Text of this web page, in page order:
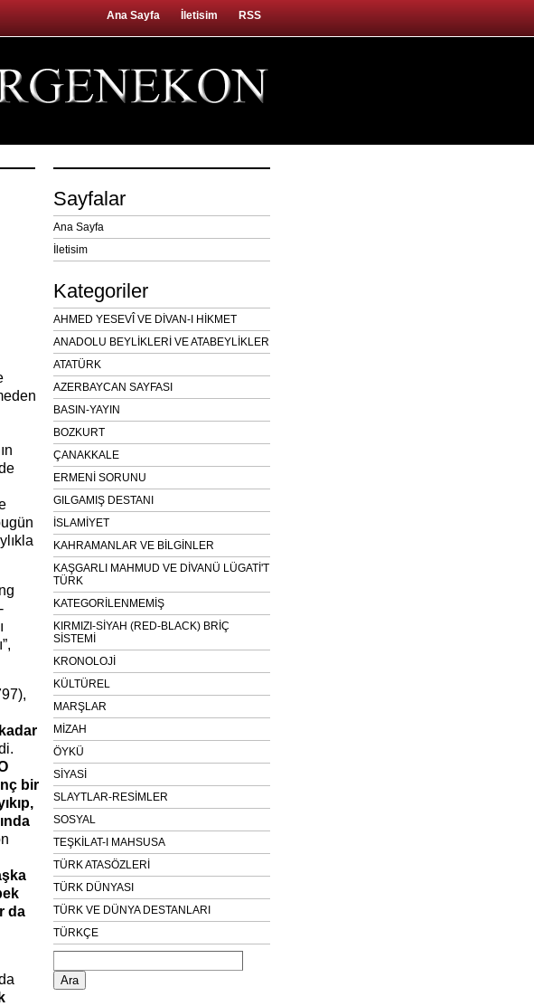
Ana Sayfa İletisim RSS
bir
da
Sayfalar
Ana Sayfa
İletisim
Kategoriler
AHMED YESEVÎ VE DİVAN-I HİKMET
ANADOLU BEYLİKLERİ VE ATABEYLİKLER
ATATÜRK
AZERBAYCAN SAYFASI
BASIN-YAYIN
BOZKURT
ÇANAKKALE
ERMENİ SORUNU
GILGAMIŞ DESTANI
İSLAMİYET
KAHRAMANLAR VE BİLGİNLER
KAŞGARLI MAHMUD VE DİVANÜ LÜGATİ'T
TÜRK
KATEGORİLENMEMİŞ
KIRMIZI-SİYAH (RED-BLACK) BRİÇ
SİSTEMİ
KRONOLOJİ
KÜLTÜREL
MARŞLAR
MİZAH
ÖYKÜ
SİYASİ
SLAYTLAR-RESİMLER
SOSYAL
TEŞKİLAT-I MAHSUSA
TÜRK ATASÖZLERİ
TÜRK DÜNYASI
TÜRK VE DÜNYA DESTANLARI
TÜRKÇE
Arama: